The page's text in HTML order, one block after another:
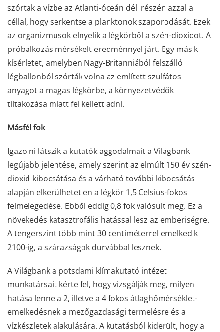
szórtak a vízbe az Atlanti-óceán déli részén azzal a
céllal, hogy serkentse a planktonok szaporodását. Ezek
az organizmusok elnyelik a légkörből a szén-dioxidot. A
próbálkozás mérsékelt eredménnyel járt. Egy másik
kísérletet, amelyben Nagy-Britanniából felszálló
légballonból szórták volna az említett szulfátos
anyagot a magas légkörbe, a környezetvédők
tiltakozása miatt fel kellett adni.
Másfél fok
Igazolni látszik a kutatók aggodalmait a Világbank
legújabb jelentése, amely szerint az elmúlt 150 év szén-
dioxid-kibocsátása és a várható további kibocsátás
alapján elkerülhetetlen a légkör 1,5 Celsius-fokos
felmelegedése. Ebből eddig 0,8 fok valósult meg. Ez a
növekedés katasztrofális hatással lesz az emberiségre.
A tengerszint több mint 30 centiméterrel emelkedik
2100-ig, a szárazságok durvábbal lesznek.
A Világbank a potsdami klímakutató intézet
munkatársait kérte fel, hogy vizsgálják meg, milyen
hatása lenne a 2, illetve a 4 fokos átlaghőmérséklet-
emelkedésnek a mezőgazdasági termelésre és a
vízkészletek alakulására. A kutatásból kiderült, hogy a